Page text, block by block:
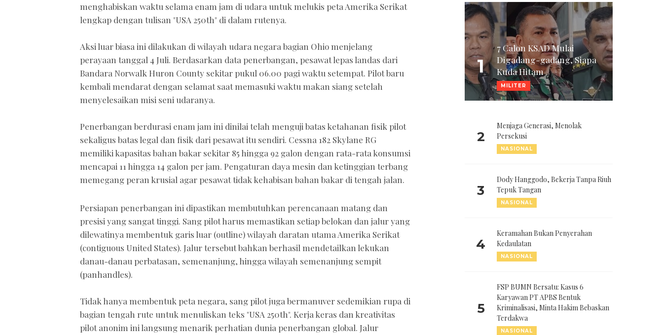
menghabiskan waktu selama enam jam di udara untuk melukis peta Amerika Serikat
lengkap dengan tulisan "USA 250th" di dalam rutenya.
Aksi luar biasa ini dilakukan di wilayah udara negara bagian Ohio menjelang
perayaan tanggal 4 Juli. Berdasarkan data penerbangan, pesawat lepas landas dari
Bandara Norwalk Huron County sekitar pukul 06.00 pagi waktu setempat. Pilot baru
kembali mendarat dengan selamat saat memasuki waktu makan siang setelah
menyelesaikan misi seni udaranya.
Penerbangan berdurasi enam jam ini dinilai telah menguji batas ketahanan fisik pilot
sekaligus batas legal dan fisik dari pesawat itu sendiri. Cessna 182 Skylane RG
memiliki kapasitas bahan bakar sekitar 85 hingga 92 galon dengan rata-rata konsumsi
mencapai 11 hingga 14 galon per jam. Pengaturan daya mesin dan ketinggian terbang
memegang peran krusial agar pesawat tidak kehabisan bahan bakar di tengah jalan.
Persiapan penerbangan ini dipastikan membutuhkan perencanaan matang dan
presisi yang sangat tinggi. Sang pilot harus memastikan setiap belokan dan jalur yang
dilewatinya membentuk garis luar (outline) wilayah daratan utama Amerika Serikat
(contiguous United States). Jalur tersebut bahkan berhasil mendetailkan lekukan
danau-danau perbatasan, semenanjung, hingga wilayah semenanjung sempit
(panhandles).
Tidak hanya membentuk peta negara, sang pilot juga bermanuver sedemikian rupa di
bagian tengah rute untuk menuliskan teks "USA 250th". Kerja keras dan kreativitas
pilot anonim ini langsung menarik perhatian dunia penerbangan global. Jalur
1
7 Calon KSAD Mulai
Digadang-gadang, Siapa
Kuda Hitam
MILITER
2
Menjaga Generasi, Menolak
Persekusi
NASIONAL
3
Dody Hanggodo, Bekerja Tanpa Riuh
Tepuk Tangan
NASIONAL
4
Keramahan Bukan Penyerahan
Kedaulatan
NASIONAL
5
FSP BUMN Bersatu: Kasus 6
Karyawan PT APBS Bentuk
Kriminalisasi, Minta Hakim Bebaskan
Terdakwa
NASIONAL